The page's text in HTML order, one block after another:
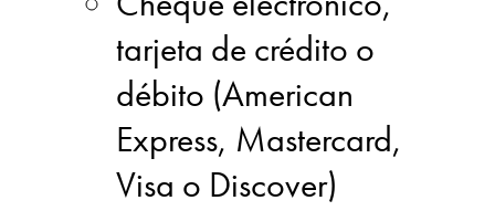
tarjeta de crédito o
débito (American
Express, Mastercard,
Visa o Discover)